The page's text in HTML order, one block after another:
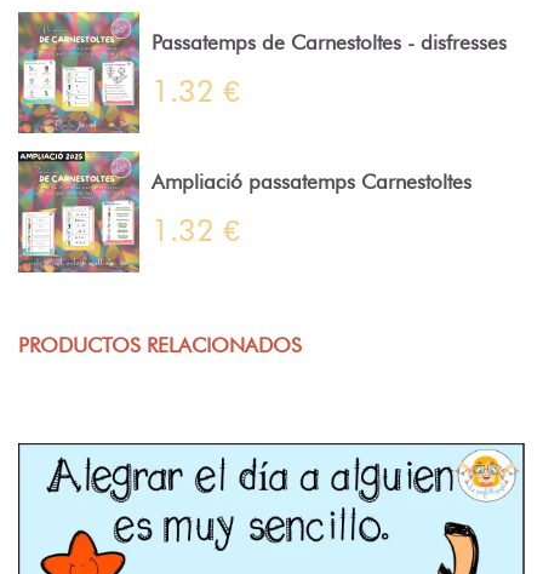
Passatemps de Carnestoltes - disfresses
1.32 €
Ampliació passatemps Carnestoltes
1.32 €
PRODUCTOS RELACIONADOS